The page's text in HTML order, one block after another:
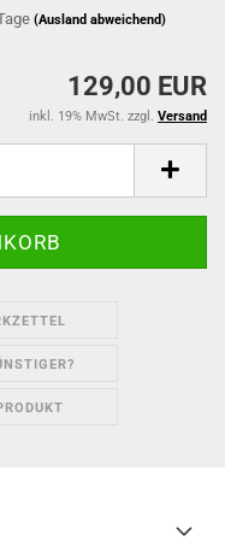
(Ausland abweichend)
129,00 EUR
inkl. 19% MwSt. zzgl. Versand